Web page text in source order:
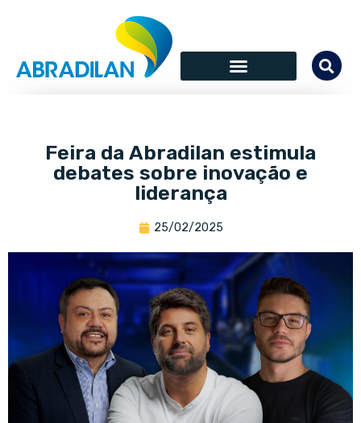
Feira da Abradilan estimula
debates sobre inovação e
liderança
25/02/2025